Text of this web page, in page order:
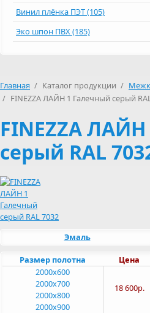
Винил плёнка ПЭТ (105)
Эко шпон ПВХ (185)
Главная / Каталог продукции /
/ FINEZZA ЛАЙН 1 Галечный серый
FINEZZA
серый RAL
Эмаль
Цена
Размер полотна
18 600р.
2000x600
2000x700
2000x800
2000x900